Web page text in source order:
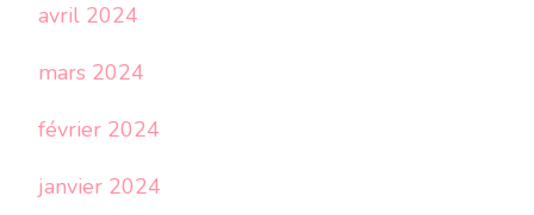
avril 2024
mars 2024
février 2024
janvier 2024